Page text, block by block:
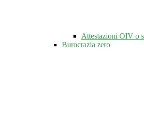
Attestazioni OIV o
Burocrazia zero